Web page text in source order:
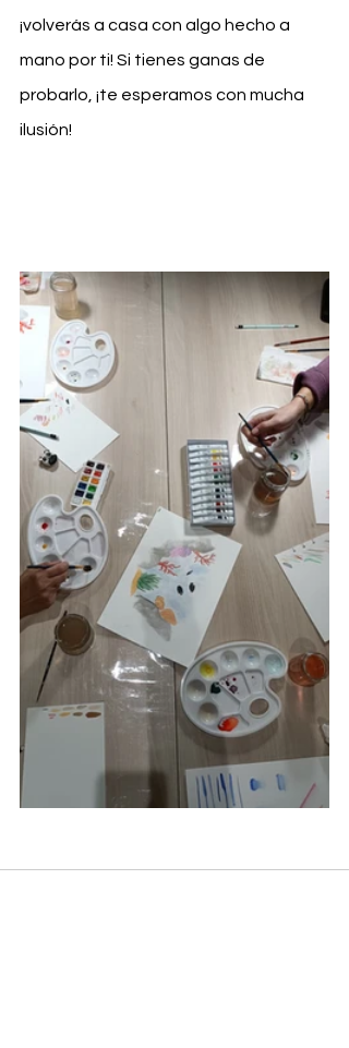
¡volverás a casa con algo hecho a
mano por ti! Si tienes ganas de
probarlo, ¡te esperamos con mucha
ilusión!